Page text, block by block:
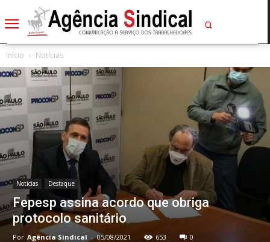
Início Notícias
Notícias Destaque
Fepesp assina acordo que obriga
protocolo sanitário
Por Agência Sindical - 05/08/2021 653 0